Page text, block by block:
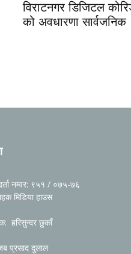
विराटनगर डिजिटल
को अवधारणा सार्वजनिक
नम्वर: ९५१ / ०७५-७६
मिडिया हाउस
हरिसुन्दर छुकाँ
प्रसाद दुलाल